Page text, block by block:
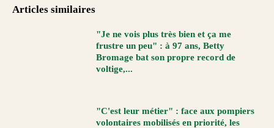
Articles similaires
"Je ne vois plus très bien et ça me
frustre un peu" : à 97 ans, Betty
Bromage bat son propre record de
voltige,...
"C'est leur métier" : face aux pompiers
volontaires mobilisés en priorité, les